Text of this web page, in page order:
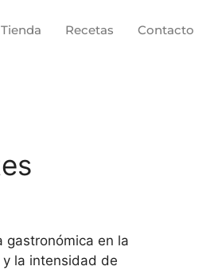
Tienda Recetas Contacto
gastronómica en la
la intensidad de